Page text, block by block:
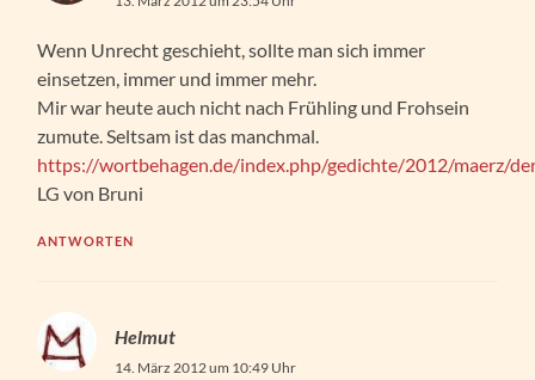
Wenn Unrecht geschieht, sollte man sich immer
einsetzen, immer und immer mehr.
Mir war heute auch nicht nach Frühling und Frohsein
zumute. Seltsam ist das manchmal.
https://wortbehagen.de/index.php/gedichte/2012/maerz/
LG von Bruni
ANTWORTEN
Helmut
14. März 2012 um 10:49 Uhr